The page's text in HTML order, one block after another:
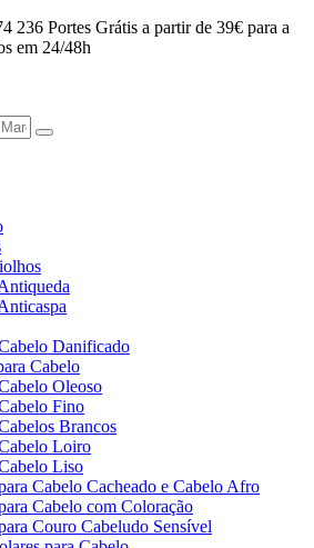
236 Portes Grátis a partir de 39€ para a
em 24/48h
Danificado
Cabelo
Oleoso
Fino
Brancos
Loiro
Liso
Cabelo Cacheado e Cabelo Afro
Cabelo com Coloração
Couro Cabeludo Sensível